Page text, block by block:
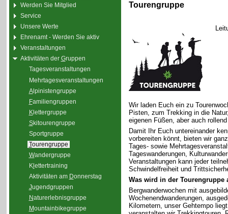
Werden Sie Mitglied
Service
Unsere Werte
Ehrenamt - Werden Sie aktiv
Veranstaltungen
Aktivitäten der Gruppen
Tagesveranstaltungen
Mehrtagesveranstaltungen
Alpinistengruppe
Familiengruppen
Klettergruppe
Skitourengruppe
Sportgruppe
Tourengruppe
Wandergruppe
Kl ettertraining
Aktivitäten am Donnerstag
Jugendgruppen
Naturerlebnisgruppe
Mountainbikegruppe
Tourengruppe
Wir laden Euch ein zu
Pisten, zum Trekking in die
eigenen Füßen, aber auch
Damit Ihr Euch untereinander
vorbereiten könnt, bieten wir
Tages- sowie
Tageswanderungen,
Veranstaltungen kann jeder
Schwindelfreiheit und
Was wird in der Tourengruppe
Bergwanderwochen mit
Wochenendwanderungen,
Kilometern, unser Gehtempo